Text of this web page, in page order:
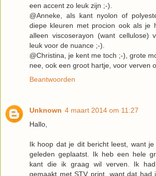
een accent zo leuk zijn ;-).
@Anneke, als kant nyolon of
diepe kleuren met procion ook als je
alleen viscoserayon (want cellulose)
leuk voor de nuance ;-).
@Christina, je kent me toch ;-), grote
nee, ook een groot hartje, voor verven
Beantwoorden
Unknown 4 maart 2014 om 11:27
Hallo,
Ik hoop dat je dit bericht leest, want
geleden geplaatst. Ik heb een hele
kant die ik graag wil verven. Ik
gemaakt met STV print, want dat had